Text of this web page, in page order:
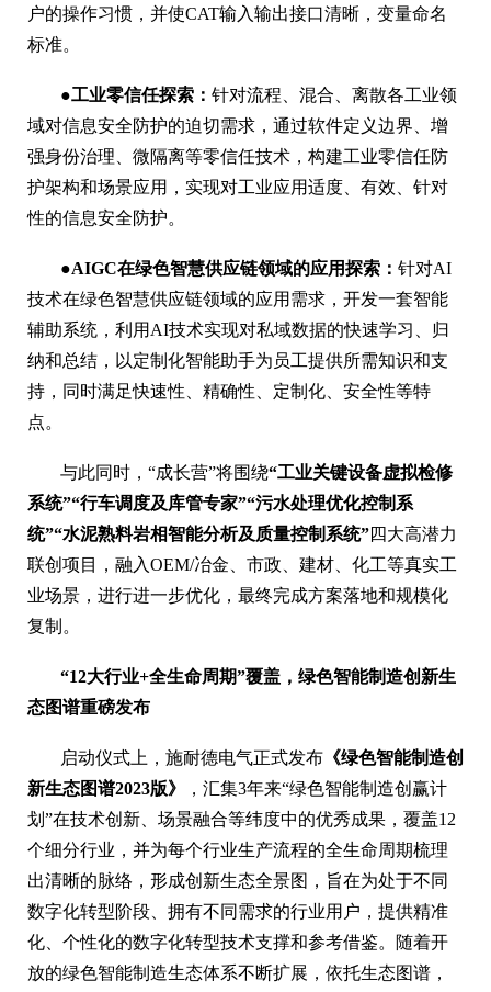
户的操作习惯，并使CAT输入输出接口清晰，变量命名
标准。
●工业零信任探索： 针对流程、混合、离散各工业领
域对信息安全防护的迫切需求，通过软件定义边界、增
强身份治理、微隔离等零信任技术，构建工业零信任防
护架构和场景应用，实现对工业应用适度、有效、针对
性的信息安全防护。
●AIGC在绿色智慧供应链领域的应用探索： 针对AI
技术在绿色智慧供应链领域的应用需求，开发一套智能
辅助系统，利用AI技术实现对私域数据的快速学习、归
纳和总结，以定制化智能助手为员工提供所需知识和支
持，同时满足快速性、精确性、定制化、安全性等特
点。
与此同时，“成长营”将围绕“工业关键设备虚拟检修
系统”“行车调度及库管专家”“污水处理优化控制系
统”“水泥熟料岩相智能分析及质量控制系统”四大高潜力
联创项目，融入OEM/冶金、市政、建材、化工等真实工
业场景，进行进一步优化，最终完成方案落地和规模化
复制。
“12大行业+全生命周期”覆盖 ， 绿色智能制造创新生
态图谱重磅发布
启动仪式上，施耐德电气正式发布 《绿色智能制造创
新生态图谱2023版》
，汇集3年来“绿色智能制造创赢计
划”在技术创新、场景融合等纬度中的优秀成果，覆盖12
个细分行业，并为每个行业生产流程的全生命周期梳理
出清晰的脉络，形成创新生态全景图，旨在为处于不同
数字化转型阶段、拥有不同需求的行业用户，提供精准
化、个性化的数字化转型技术支撑和参考借鉴。随着开
放的绿色智能制造生态体系不断扩展，依托生态图谱，